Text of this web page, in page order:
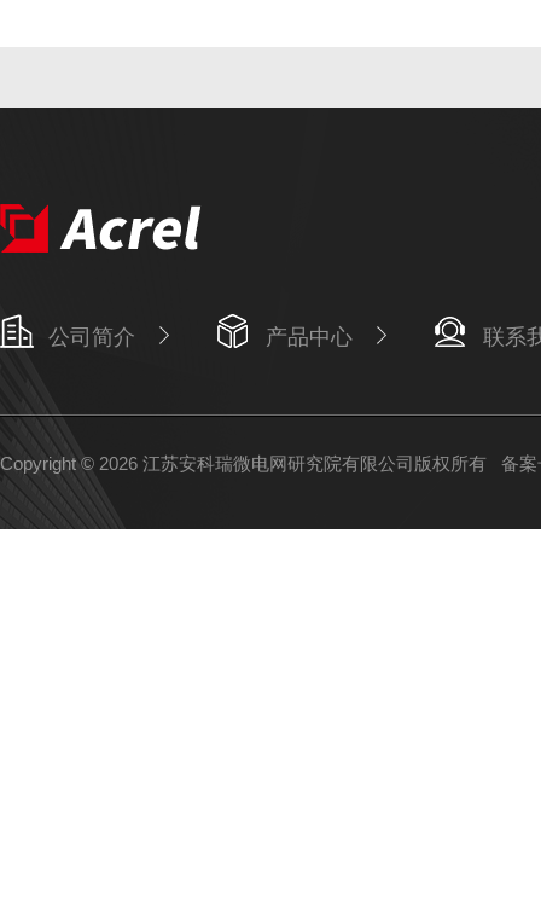
公司简介 产品中心 联系
Copyright © 2026 江苏安科瑞微电网研究院有限公司版权所有 备案